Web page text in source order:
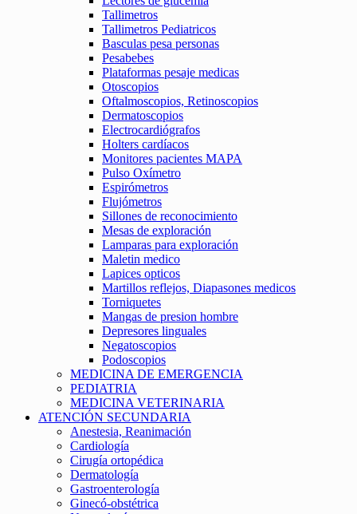
Tallimetros
Tallimetros Pediatricos
Basculas pesa personas
Pesabebes
Plataformas pesaje medicas
Otoscopios
Oftalmoscopios, Retinoscopios
Dermatoscopios
Electrocardiógrafos
Holters cardíacos
Monitores pacientes MAPA
Pulso Oxímetro
Espirómetros
Flujómetros
Sillones de reconocimiento
Mesas de exploración
Lamparas para exploración
Maletin medico
Lapices opticos
Martillos reflejos, Diapasones medicos
Torniquetes
Mangas de presion hombre
Depresores linguales
Negatoscopios
Podoscopios
MEDICINA DE EMERGENCIA
PEDIATRIA
MEDICINA VETERINARIA
ATENCIÓN SECUNDARIA
Anestesia, Reanimación
Cardiología
Cirugía ortopédica
Dermatología
Gastroenterología
Ginecó-obstétrica